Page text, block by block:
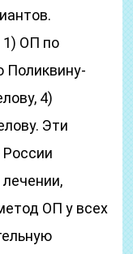
1) ОП по
Поликвину-
4)
Эти
ОП у всех